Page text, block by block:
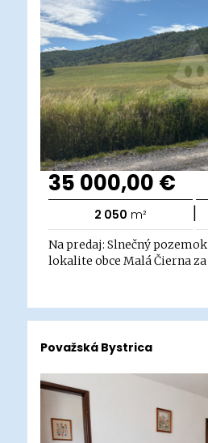
35 000,00 €
2 050 m² |
Na predaj: Slnečný
lokalite obce Malá Čierna za
Považská Bystrica